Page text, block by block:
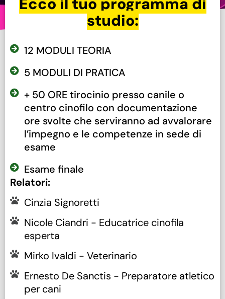
studio:
12 MODULI TEORIA
5 MODULI DI PRATICA
+ 50 ORE tirocinio presso canile o
centro cinofilo con documentazione
ore svolte che serviranno ad avvalorare
l’impegno e le competenze in sede di
esame
Esame finale
Relatori:
Cinzia Signoretti
Nicole Ciandri - Educatrice cinofila
esperta
Mirko Ivaldi - Veterinario
Ernesto De Sanctis - Preparatore atletico
per cani